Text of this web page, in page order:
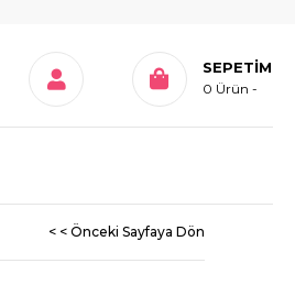
SEPETIM
0 Ürün
< < Önceki Sayfaya Dön